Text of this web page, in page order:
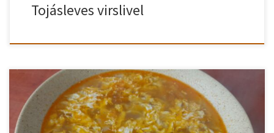
Tojásleves virslivel
Hihetetlenül gyorsan és egyszerűen elkészíthető ez a rántott
tojásleves és szinte semmi se kell hozzá. Nézzük is ezt a rántott